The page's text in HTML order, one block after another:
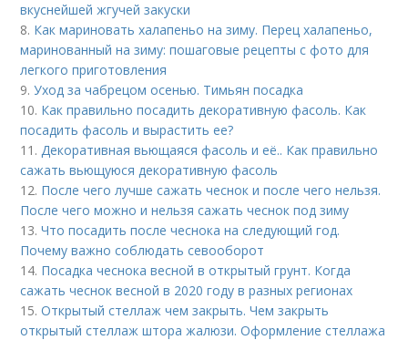
вкуснейшей жгучей закуски
8. Как мариновать халапеньо на зиму. Перец халапеньо,
маринованный на зиму: пошаговые рецепты с фото для
легкого приготовления
9.Уход за чабрецом осенью. Тимьян посадка
10. Как правильно посадить декоративную фасоль. Как
посадить фасоль и вырастить ее?
11. Декоративная вьющаяся фасоль и её.. Как правильно
сажать вьющуюся декоративную фасоль
12. После чего лучше сажать чеснок и после чего нельзя.
После чего можно и нельзя сажать чеснок под зиму
13.Что посадить после чеснока на следующий год.
Почему важно соблюдать севооборот
14. Посадка чеснока весной в открытый грунт. Когда
сажать чеснок весной в 2020 году в разных регионах
15.Открытый стеллаж чем закрыть. Чем закрыть
открытый стеллаж штора жалюзи. Оформление стеллажа